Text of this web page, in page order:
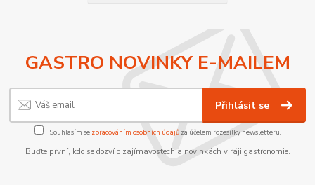
GASTRO NOVINKY E-MAILEM
Přihlásit se
Souhlasím se zpracováním osobních údajůza účelem rozesílky newsletteru.
Buďte první, kdo se dozví o zajímavostech a novinkách v ráji gastronomie.